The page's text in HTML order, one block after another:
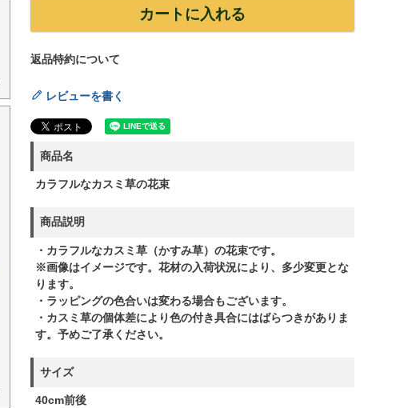
カートに入れる
返品特約について
レビューを書く
商品名
カラフルなカスミ草の花束
商品説明
・カラフルなカスミ草（かすみ草）の花束です。
※画像はイメージです。花材の入荷状況により、多少変更とな
ります。
・ラッピングの色合いは変わる場合もございます。
・カスミ草の個体差により色の付き具合にはばらつきがありま
す。予めご了承ください。
サイズ
40cm前後